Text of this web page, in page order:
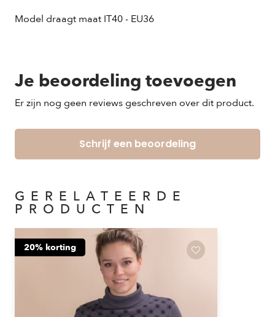
Model draagt maat IT40 - EU36
Je beoordeling toevoegen
Er zijn nog geen reviews geschreven over dit product.
Schrijf een beoordeling
GERELATEERDE
PRODUCTEN
20% korting